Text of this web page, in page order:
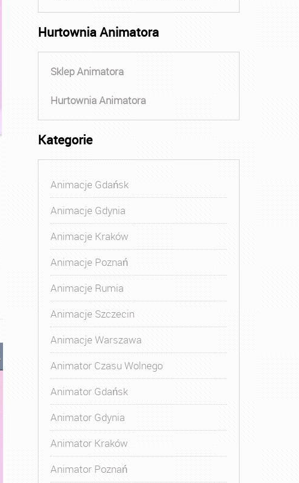
, Kurs Animatora Gdynia,Kurs Animatora Katowice
Hurtownia Animatora
Sklep Animatora
Hurtownia Animatora
Kategorie
Animacje Gdańsk
Animacje Gdynia
Animacje Kraków
Animacje Poznań
Animacje Rumia
Animacje Szczecin
Animacje Warszawa
Animator Czasu Wolnego
Animator Gdańsk
Animator Gdynia
Animator Kraków
Animator Poznań